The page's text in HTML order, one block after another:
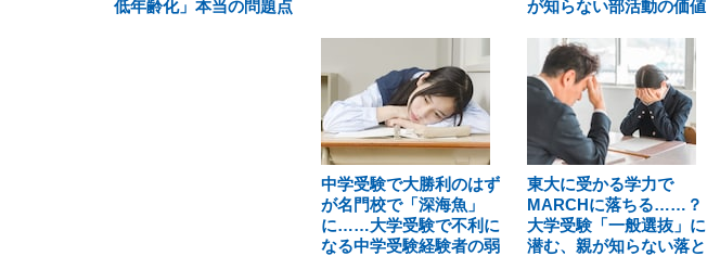
低年齢化」本当の問題点
が知らない部活動の価値
中学受験で大勝利のはず
が名門校で「深海魚」
に……大学受験で不利に
なる中学受験経験者の弱
東大に受かる学力で
MARCHに落ちる……？
大学受験「一般選抜」に
潜む、親が知らない落と